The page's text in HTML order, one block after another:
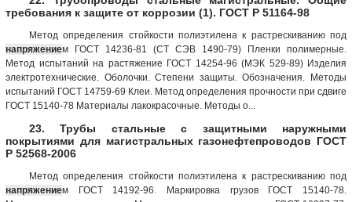
требования к защите от коррозии (1). ГОСТ Р 51164-98
Метод определения стойкости полиэтилена к растрескиванию под
напряжением ГОСТ 14236-81 (СТ СЭВ 1490-79) Пленки полимерные.
Метод испытаний на растяжение ГОСТ 14254-96 (МЭК 529-89) Изделия
электротехнические. Оболочки. Степени защиты. Обозначения. Методы
испытаний ГОСТ 14759-69 Клеи. Метод определения прочности при сдвиге
ГОСТ 15140-78 Материалы лакокрасочные. Методы о...
23. Трубы стальные с защитными наружными
покрытиями для магистральных газонефтепроводов ГОСТ
Р 52568-2006
Метод определения стойкости полиэтилена к растрескиванию под
напряжением ГОСТ 14192-96. Маркировка грузов ГОСТ 15140-78.